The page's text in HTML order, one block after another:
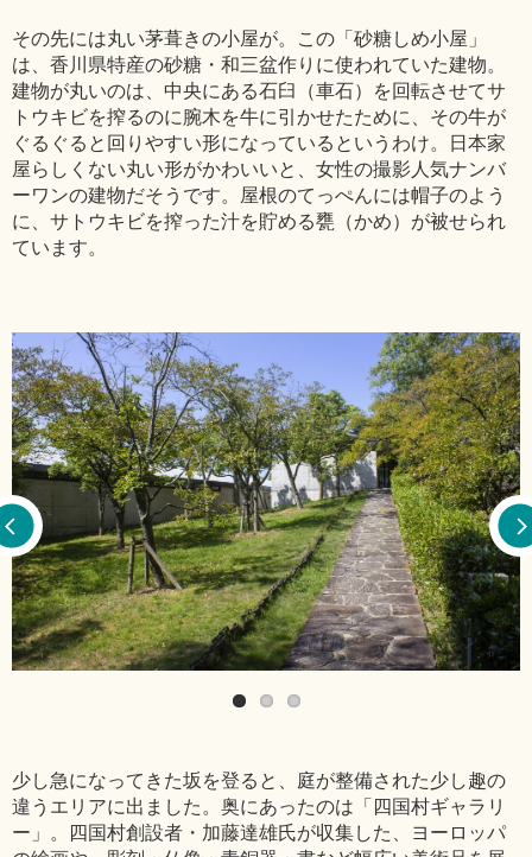
その先には丸い茅葺きの小屋が。この「砂糖しめ小屋」
は、香川県特産の砂糖・和三盆作りに使われていた建物。
建物が丸いのは、中央にある石臼（車石）を回転させてサ
トウキビを搾るのに腕木を牛に引かせたために、その牛が
ぐるぐると回りやすい形になっているというわけ。日本家
屋らしくない丸い形がかわいいと、女性の撮影人気ナンバ
ーワンの建物だそうです。屋根のてっぺんには帽子のよう
に、サトウキビを搾った汁を貯める甕（かめ）が被せられ
ています。
少し急になってきた坂を登ると、庭が整備された少し趣の
違うエリアに出ました。奥にあったのは「四国村ギャラリ
ー」。四国村創設者・加藤達雄氏が収集した、ヨーロッパ